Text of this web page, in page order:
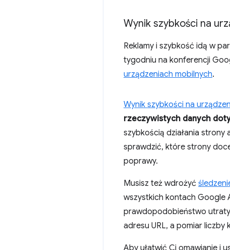
Wynik szybkości na
Reklamy i szybkość idą w
tygodniu na konferencji
urządzeniach mobilnych.
Wynik szybkości na
rzeczywistych danych
szybkością działania strony
sprawdzić, które strony
poprawy.
Musisz też wdrożyć
wszystkich kontach Google
prawdopodobieństwo utraty
adresu URL, a pomiar
Aby ułatwić Ci omawianie i